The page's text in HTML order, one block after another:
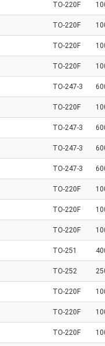
TO-220F
TO-220F
TO-220F
TO-220F
TO-247-3
TO-220F
TO-247-3
TO-247-3
TO-247-3
TO-220F
TO-220F
TO-220F
TO-251
TO-252
TO-220F
TO-220F
TO-220F